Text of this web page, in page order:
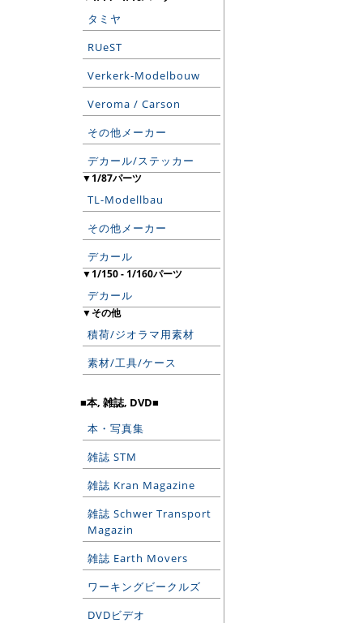
タミヤ
RUeST
Verkerk-Modelbouw
Veroma / Carson
その他メーカー
デカール/ステッカー
▼1/87パーツ
TL-Modellbau
その他メーカー
デカール
▼1/150 - 1/160パーツ
デカール
▼その他
積荷/ジオラマ用素材
素材/工具/ケース
■本, 雑誌, DVD■
本・写真集
雑誌 STM
雑誌 Kran Magazine
雑誌 Schwer Transport
Magazin
雑誌 Earth Movers
ワーキングビークルズ
DVDビデオ